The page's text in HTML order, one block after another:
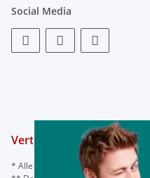
Social Media
Vertrag widerrufen
* Alle Preise inkl. gesetzl.